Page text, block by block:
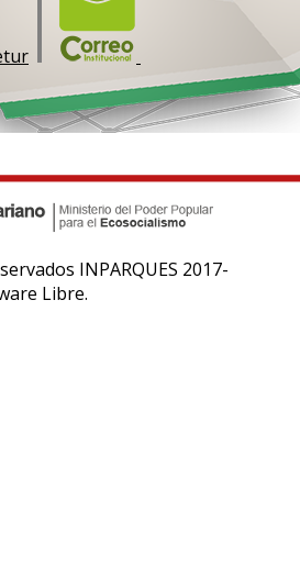
INPARQUES 2017-
Libre.